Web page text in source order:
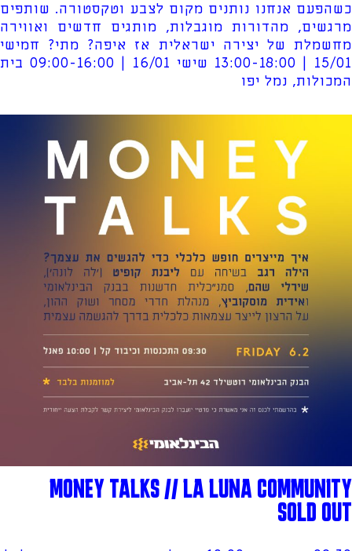
כשהפעם אנחנו נותנים מקום לצבע וטקסטורה. שותפים
מרגשים, מהדורות מוגבלות, מותגים חדשים ואווירה
מחשמלת של יצירה ישראלית אז איפה? מתי? חמישי
15/01 | 13:00-18:00 שישי 16/01 | 09:00-16:00 בית
המכולות, נמל יפו
MONEY TALKS // LA LUNA COMMUNITY
SOLD OUT